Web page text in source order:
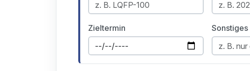
Zieltermin Sonstiges